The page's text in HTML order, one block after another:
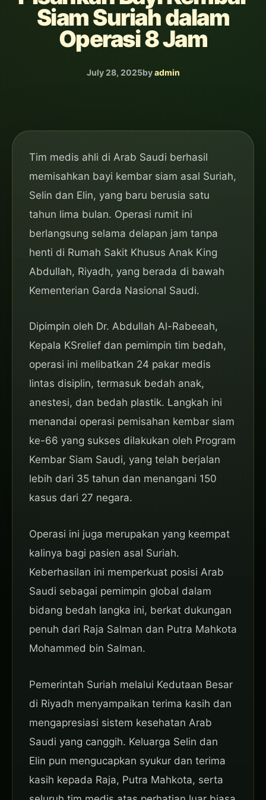
Siam Suriah dalam
Operasi 8 Jam
July 28, 2025byadmin
Tim medis ahli di Arab Saudi berhasil
memisahkan bayi kembar siam asal Suriah,
Selin dan Elin, yang baru berusia satu
tahun lima bulan. Operasi rumit ini
berlangsung selama delapan jam tanpa
henti di Rumah Sakit Khusus Anak King
Abdullah, Riyadh, yang berada di bawah
Kementerian Garda Nasional Saudi.
Dipimpin oleh Dr. Abdullah Al-Rabeeah,
Kepala KSrelief dan pemimpin tim bedah,
operasi ini melibatkan 24 pakar medis
lintas disiplin, termasuk bedah anak,
anestesi, dan bedah plastik. Langkah ini
menandai operasi pemisahan kembar siam
ke-66 yang sukses dilakukan oleh Program
Kembar Siam Saudi, yang telah berjalan
lebih dari 35 tahun dan menangani 150
kasus dari 27 negara.
Operasi ini juga merupakan yang keempat
kalinya bagi pasien asal Suriah.
Keberhasilan ini memperkuat posisi Arab
Saudi sebagai pemimpin global dalam
bidang bedah langka ini, berkat dukungan
penuh dari Raja Salman dan Putra Mahkota
Mohammed bin Salman.
Pemerintah Suriah melalui Kedutaan Besar
di Riyadh menyampaikan terima kasih dan
mengapresiasi sistem kesehatan Arab
Saudi yang canggih. Keluarga Selin dan
Elin pun mengucapkan syukur dan terima
kasih kepada Raja, Putra Mahkota, serta